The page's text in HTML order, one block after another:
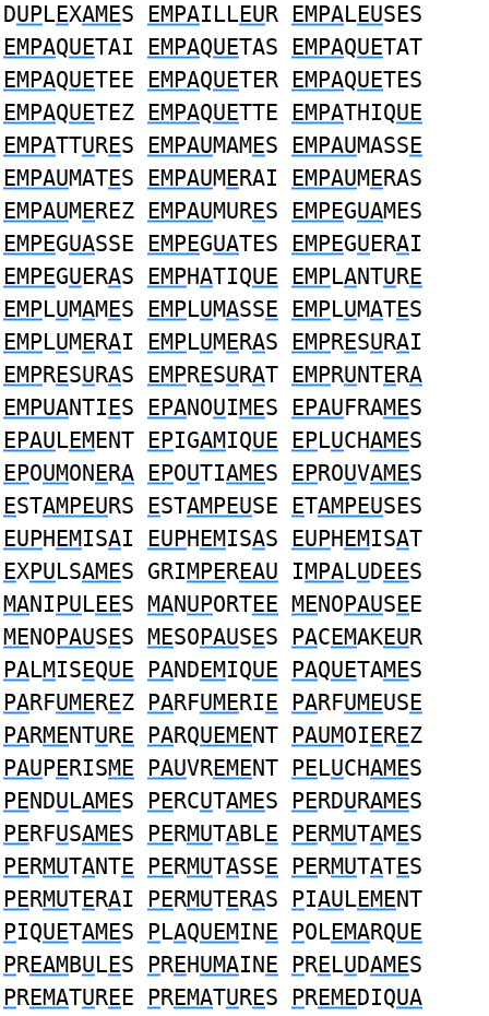
DUPLEXAMES EMPAILLEUR EMPALEUSES
EMPAQUETAI EMPAQUETAS EMPAQUETAT
EMPAQUETEE EMPAQUETER EMPAQUETES
EMPAQUETEZ EMPAQUETTE EMPATHIQUE
EMPATTURES EMPAUMAMES EMPAUMASSE
EMPAUMATES EMPAUMERAI EMPAUMERAS
EMPAUMEREZ EMPAUMURES EMPEGUAMES
EMPEGUASSE EMPEGUATES EMPEGUERAI
EMPEGUERAS EMPHATIQUE EMPLANTURE
EMPLUMAMES EMPLUMASSE EMPLUMATES
EMPLUMERAI EMPLUMERAS EMPRESURAI
EMPRESURAS EMPRESURAT EMPRUNTERA
EMPUANTIES EPANOUIMES EPAUFRAMES
EPAULEMENT EPIGAMIQUE EPLUCHAMES
EPOUMONERA EPOUTIAMES EPROUVAMES
ESTAMPEURS ESTAMPEUSE ETAMPEUSES
EUPHEMISAI EUPHEMISAS EUPHEMISAT
EXPULSAMES GRIMPEREAU IMPALUDEES
MANIPULEES MANUPORTEE MENOPAUSEE
MENOPAUSES MESOPAUSES PACEMAKEUR
PALMISEQUE PANDEMIQUE PAQUETAMES
PARFUMEREZ PARFUMERIE PARFUMEUSE
PARMENTURE PARQUEMENT PAUMOIEREZ
PAUPERISME PAUVREMENT PELUCHAMES
PENDULAMES PERCUTAMES PERDURAMES
PERFUSAMES PERMUTABLE PERMUTAMES
PERMUTANTE PERMUTASSE PERMUTATES
PERMUTERAI PERMUTERAS PIAULEMENT
PIQUETAMES PLAQUEMINE POLEMARQUE
PREAMBULES PREHUMAINE PRELUDAMES
PREMATUREE PREMATURES PREMEDIQUA